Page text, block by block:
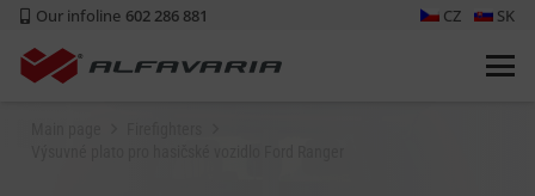
Our infoline 602 286 881 CZ SK